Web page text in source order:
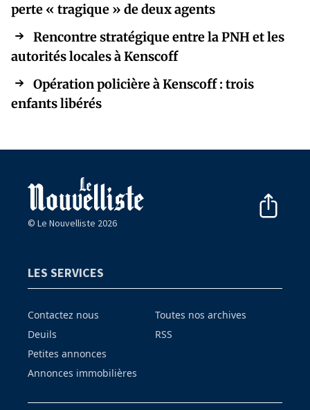
perte « tragique » de deux agents
Rencontre stratégique entre la PNH et les
autorités locales à Kenscoff
Opération policière à Kenscoff : trois
enfants libérés
© Le Nouvelliste 2026
LES SERVICES
Contactez nous
Deuils
Petites annonces
Annonces immobilières
Toutes nos archives
RSS